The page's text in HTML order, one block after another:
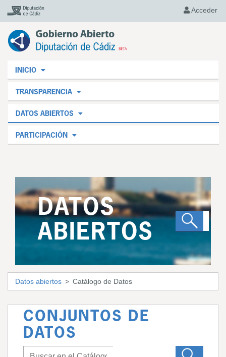
Acceder
INICIO
TRANSPARENCIA
DATOS ABIERTOS
PARTICIPACIÓN
DATOS
ABIERTOS
Datos abiertos Catálogo de Datos
CONJUNTOS DE
DATOS